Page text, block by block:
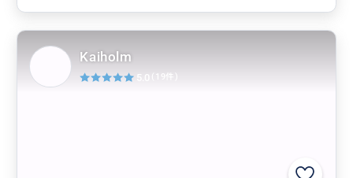
Kaiholm
5.0 (19件)